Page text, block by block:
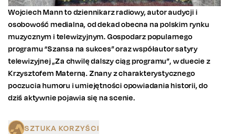
Wojciech Mann to dziennikarz radiowy, autor audycji i
osobowość medialna, od dekad obecna na polskim rynku
muzycznym i telewizyjnym. Gospodarz popularnego
programu “Szansa na sukces” oraz współautor satyry
telewizyjnej „Za chwilę dalszy ciąg programu”, w duecie z
Krzysztofem Materną. Znany z charakterystycznego
poczucia humoru i umiejętności opowiadania historii, do
dziś aktywnie pojawia się na scenie.
SZTUKA KORZYŚCI